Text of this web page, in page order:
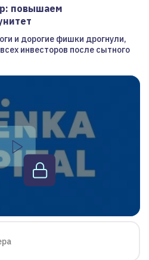
повышаем
и дорогие фишки дрогнули,
инвесторов после сытного